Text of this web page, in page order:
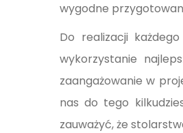
wygodne
Do realizacji
wykorzystanie
zaangażowanie w
nas do tego
zauważyć, że